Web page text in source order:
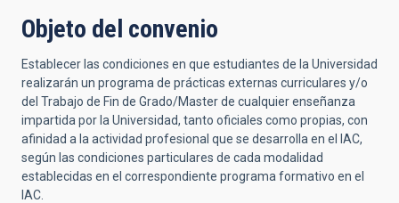
Objeto del convenio
Establecer las condiciones en que estudiantes de la Universidad
realizarán un programa de prácticas externas curriculares y/o
del Trabajo de Fin de Grado/Master de cualquier enseñanza
impartida por la Universidad, tanto oficiales como propias, con
afinidad a la actividad profesional que se desarrolla en el IAC,
según las condiciones particulares de cada modalidad
establecidas en el correspondiente programa formativo en el
IAC.